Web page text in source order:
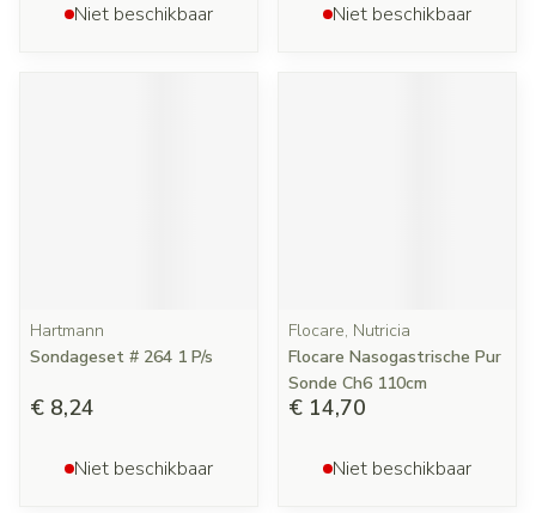
Niet beschikbaar Niet beschikbaar
Hartmann
Sondageset # 264 1 P/s
€ 8,24
Niet beschikbaar
Flocare, Nutricia
Flocare Nasogastrische Pur
Sonde Ch6 110cm
€ 14,70
Niet beschikbaar